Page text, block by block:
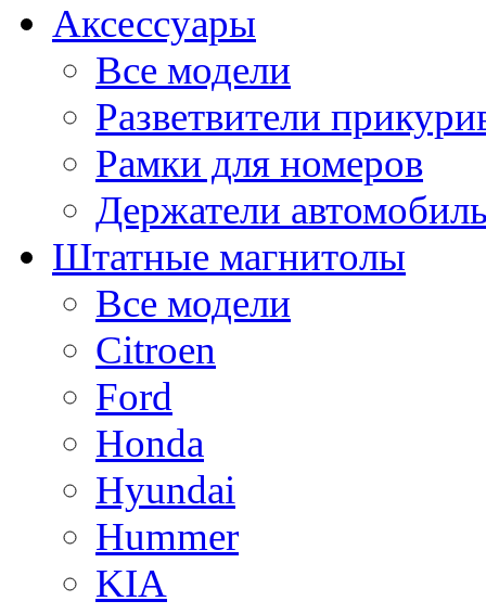
Аксессуары
Все модели
Разветвители
Рамки для номеров
Держатели
Штатные магнитолы
Все модели
Citroen
Ford
Honda
Hyundai
Hummer
KIA